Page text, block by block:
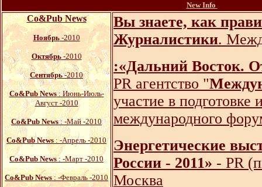
New Info
Со&Pub News
Ноябрь-2010
Октябрь-2010
Сентябрь-2010
Со&Pub News: Июнь-Июль-
Август -2010
Со&Pub News: -Май -2010
Со&Pub News : -Апрель -2010
Со&Pub News: -Март -2010
Со&Pub News: -Февраль -2010
Вы знаете, как
Журналистики.
:«Дальний Восток.
PR агентство "
участие в подготовке
международного
Энергетические
России - 2011» - PR
Москва